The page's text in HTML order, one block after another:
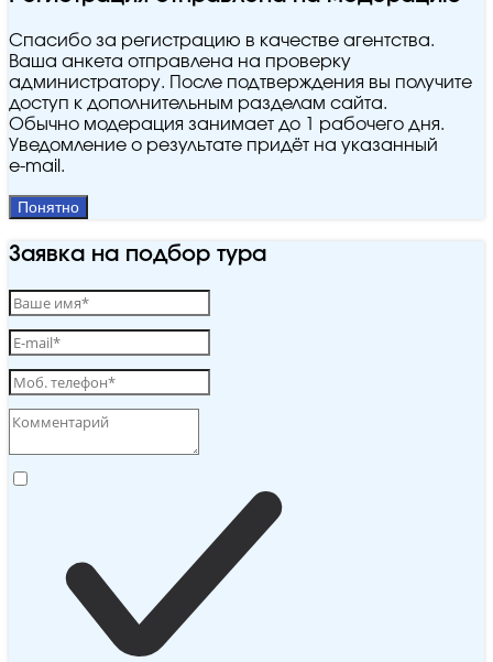
Спасибо за регистрацию в качестве агентства.
Ваша анкета отправлена на проверку
администратору. После подтверждения вы получите
доступ к дополнительным разделам сайта.
Обычно модерация занимает до 1 рабочего дня.
Уведомление о результате придёт на указанный
e‑mail.
Понятно
Заявка на подбор тура